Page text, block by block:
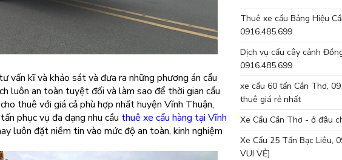
vấn kĩ và khảo sát và đưa ra những phương án cẩu
luôn an toàn tuyệt đối và làm sao để thời gian cẩu
thuê với giá cả phù hợp nhất huyện Vĩnh Thuận,
phục vụ đa dạng nhu cầu thuê xe cẩu hàng tại Vĩnh
luôn đặt niềm tin vào mức độ an toàn, kinh nghiệm
Thuê xe cẩu Bảng Hiệu
0916.485.699
Dịch vụ cẩu cây cảnh
0916.485.699
xe cẩu 60 tấn Cần Thơ,
thuê giá rẻ nhất
Xe Cẩu Cần Thơ - ở đâu
Xe Cẩu 25 Tấn Bạc Liêu,
VUI VẺ]